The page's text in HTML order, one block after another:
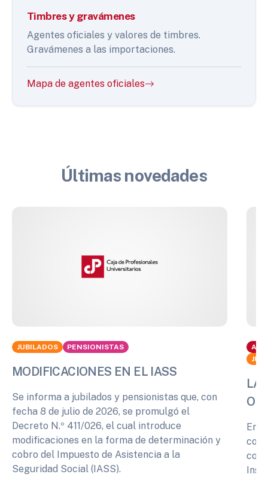
Timbres y gravámenes
Agentes oficiales y valores de timbres.
Gravámenes a las importaciones.
Mapa de agentes oficiales
Últimas novedades
JUBILADOS PENSIONISTAS
MODIFICACIONES EN EL IASS
Se informa a jubilados y pensionistas que, con
fecha 8 de julio de 2026, se promulgó el
Decreto N.º 411/026, el cual introduce
modificaciones en la forma de determinación y
cobro del Impuesto de Asistencia a la
Seguridad Social (IASS).
LA
En